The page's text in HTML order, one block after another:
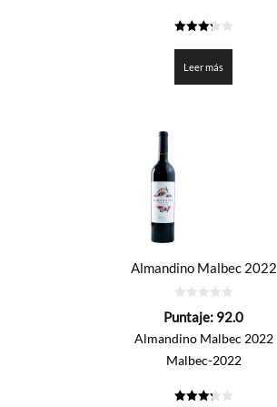
Leer más
Almandino Malbec 2022
de
Puntaje: 92.0
Almandino Malbec 2022
Malbec-2022